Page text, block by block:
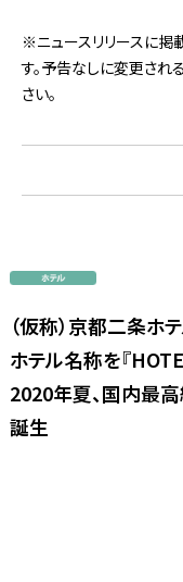
※ニュースリリースに掲
す。予告なしに変更され
さい。
（仮称）京都二条ホ
ホテル名称を『
2020年夏、国内最
誕生